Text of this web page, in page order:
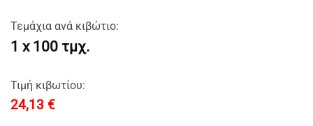
Τεμάχια ανά κιβώτιο:
1 x 100 τμχ.
Τιμή κιβωτίου:
24,13 €